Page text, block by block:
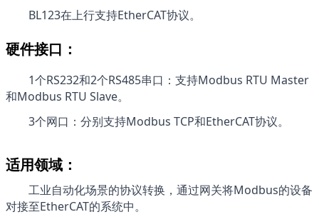
BL123在上行支持EtherCAT协议。
硬件接口：
1个RS232和2个RS485串口：支持Modbus RTU Master
和Modbus RTU Slave。
3个网口：分别支持Modbus TCP和EtherCAT协议。
适用领域：
工业自动化场景的协议转换，通过网关将Modbus的设备
对接至EtherCAT的系统中。